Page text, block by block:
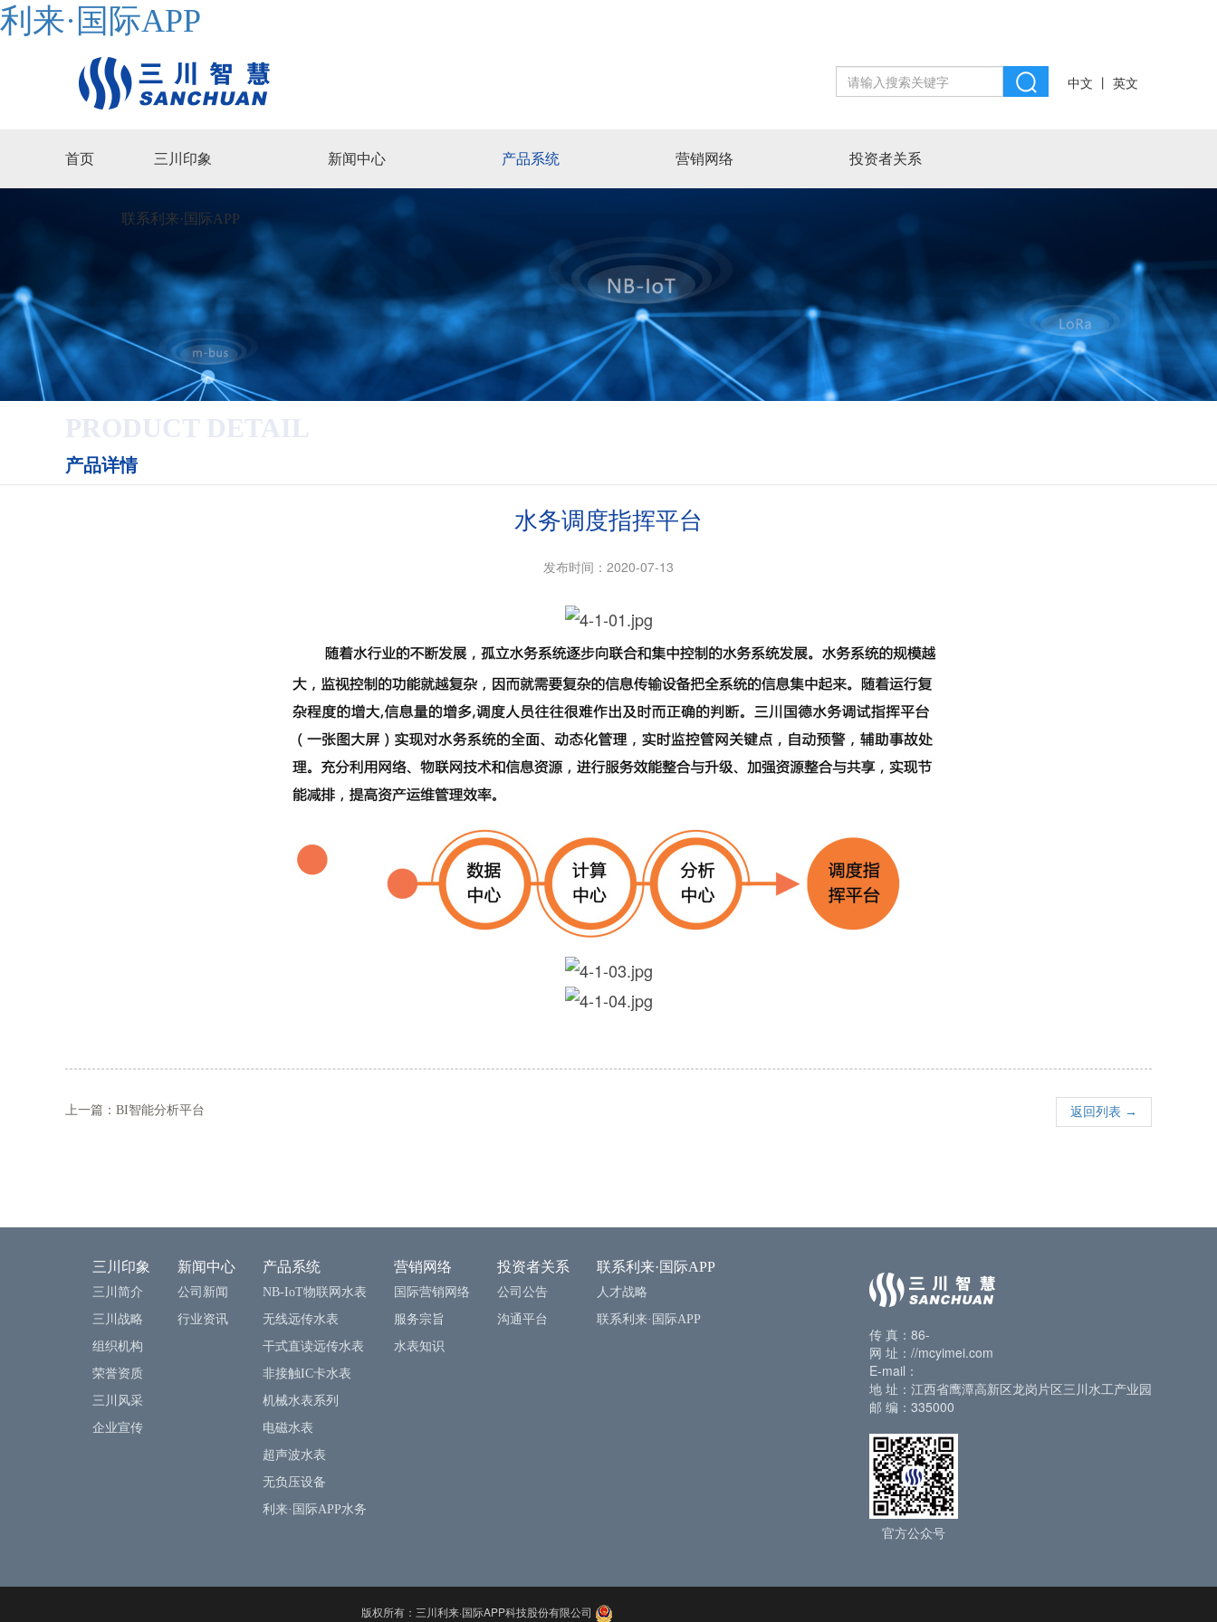
利来·国际APP
中文 丨 英文
首页 三川印象 新闻中心 产品系统 营销网络 投资者关系
联系利来·国际APP
PRODUCT DETAIL
产品详情
水务调度指挥平台
发布时间：2020-07-13
上一篇：BI智能分析平台 返回列表 →
三川印象
三川简介
三川战略
组织机构
荣誉资质
三川风采
企业宣传
新闻中心
公司新闻
行业资讯
产品系统
NB-IoT物联网水表
无线远传水表
干式直读远传水表
非接触IC卡水表
机械水表系列
电磁水表
超声波水表
无负压设备
利来·国际APP水务
营销网络
国际营销网络
服务宗旨
水表知识
投资者关系
公司公告
沟通平台
联系利来·国际APP
人才战略
联系利来·国际APP
传 真：86-
网 址：//mcyimei.com
E-mail：
地 址：江西省鹰潭高新区龙岗片区三川水工产业园
邮 编：335000
官方公众号
版权所有：三川利来·国际APP科技股份有限公司